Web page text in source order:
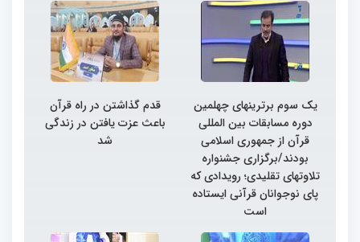
یک سوم برترینهای چهلمین
دوره مسابقات بین المللی
قرآن از جمهوری اسلامی
بودند/برگزاری جشنواره
تلاوتهای تقلیدی؛ رویدادی که
پای نوجوانان قرآنی ایستاده
است
قدم گذاشتن در راه قرآن
باعث عزت یافتن در زندگی
شد